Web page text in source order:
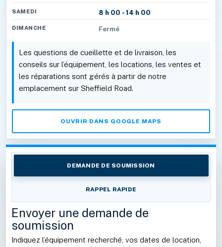
SAMEDI 8 h 00 - 14 h 00
DIMANCHE Fermé
Les questions de cueillette et de livraison, les
conseils sur l’équipement, les locations, les ventes et
les réparations sont gérés à partir de notre
emplacement sur Sheffield Road.
OUVRIR DANS GOOGLE MAPS
DEMANDE DE SOUMISSION
RAPPEL RAPIDE
Envoyer une demande de
soumission
Indiquez l’équipement recherché, vos dates de location,